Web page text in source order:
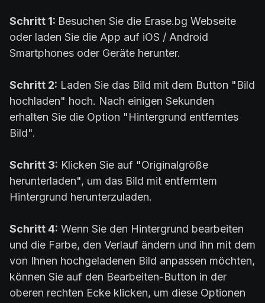
Schritt 1: Besuchen Sie die Erase.bg Webseite
oder laden Sie die App auf iOS / Android
Smartphones oder Geräte herunter.
Schritt 2: Laden Sie das Bild mit dem Button "Bild
hochladen" hoch. Nach einigen Sekunden
erhalten Sie die Option "Hintergrund entferntes
Bild".
Schritt 3: Klicken Sie auf "Originalgröße
herunterladen", um das Bild mit entferntem
Hintergrund herunterzuladen.
Schritt 4: Wenn Sie den Hintergrund bearbeiten
und die Farbe, den Verlauf ändern und ihn mit dem
von Ihnen hochgeladenen Bild anpassen möchten,
können Sie auf den Bearbeiten-Button in der
oberen rechten Ecke klicken, um diese Optionen